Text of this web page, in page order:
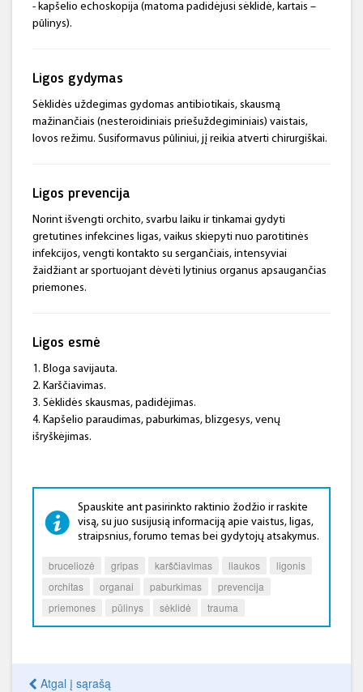
- kapšelio echoskopija (matoma padidėjusi sėklidė, kartais –
pūlinys).
Ligos gydymas
Sėklidės uždegimas gydomas antibiotikais, skausmą
mažinančiais (nesteroidiniais priešuždegiminiais) vaistais,
lovos režimu. Susiformavus pūliniui, jį reikia atverti chirurgiškai.
Ligos prevencija
Norint išvengti orchito, svarbu laiku ir tinkamai gydyti
gretutines infekcines ligas, vaikus skiepyti nuo parotitinės
infekcijos, vengti kontakto su sergančiais, intensyviai
žaidžiant ar sportuojant dėvėti lytinius organus apsaugančias
priemones.
Ligos esmė
1. Bloga savijauta.
2. Karščiavimas.
3. Sėklidės skausmas, padidėjimas.
4. Kapšelio paraudimas, paburkimas, blizgesys, venų
išryškėjimas.
Spauskite ant pasirinkto raktinio žodžio ir raskite
visą, su juo susijusią informaciją apie vaistus, ligas,
straipsnius, forumo temas bei gydytojų atsakymus.
bruceliozė gripas karščiavimas liaukos
ligonis
orchitas
organai paburkimas
prevencija
priemones
pūlinys sėklidė trauma
Atgal į sąrašą